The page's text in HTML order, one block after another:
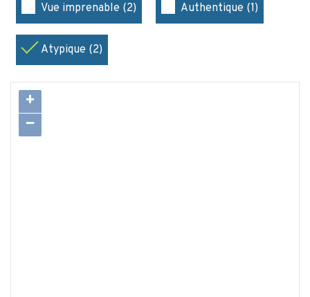
Vue imprenable (2) Authentique (1)
Atypique (2)
+
−